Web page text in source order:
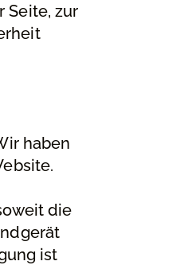
Seite, zur
haben
die
ist